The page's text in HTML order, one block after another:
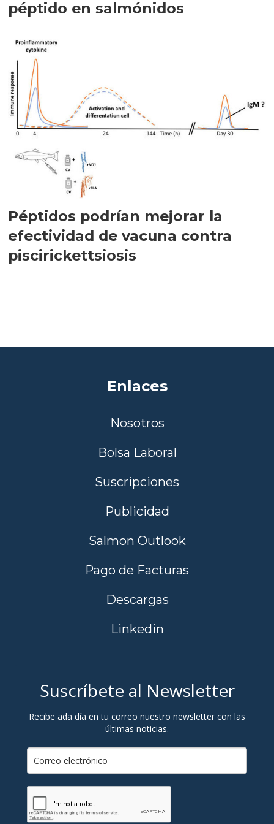
péptido en salmónidos
Péptidos podrían mejorar la
efectividad de vacuna contra
piscirickettsiosis
Enlaces
Nosotros
Bolsa Laboral
Suscripciones
Publicidad
Salmon Outlook
Pago de Facturas
Descargas
Linkedin
Suscríbete al Newsletter
Recibe ada día en tu correo nuestro newsletter con las
últimas noticias.